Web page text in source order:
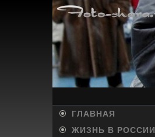
ГЛАВНАЯ
ЖИЗНЬ В РОССИИ